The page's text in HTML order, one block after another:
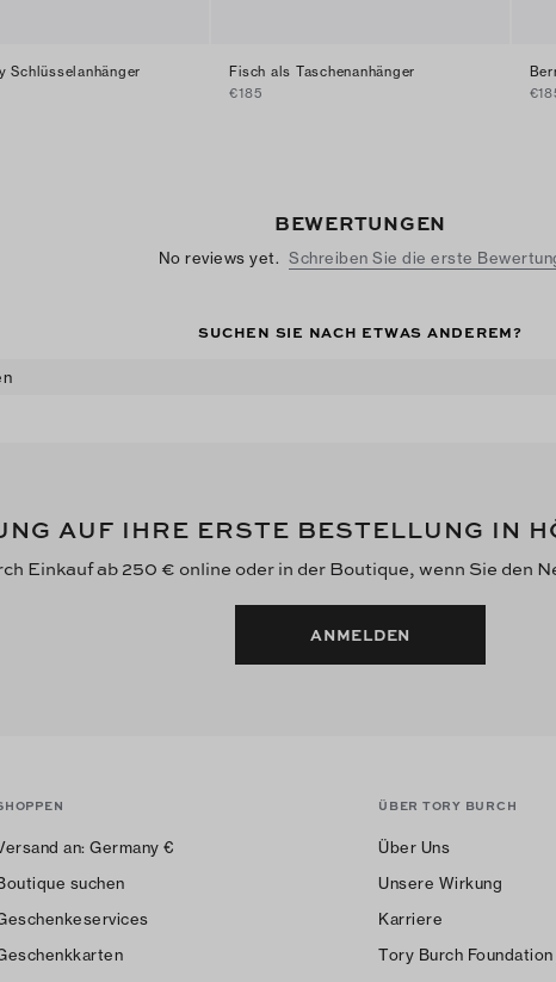
Schlüsselanhänger
Fisch als Taschenanhänger
€185
BEWERTUNGEN
No reviews yet. Schreiben Sie die erste
SUCHEN SIE NACH ETWAS ANDEREM?
AUF IHRE ERSTE BESTELLUNG IN
Einkauf ab 250 € online oder in der Boutique, wenn Sie den
ANMELDEN
an: Germany €
suchen
ÜBER TORY BURCH
Über Uns
Unsere Wirkung
Karriere
Tory Burch Foundation